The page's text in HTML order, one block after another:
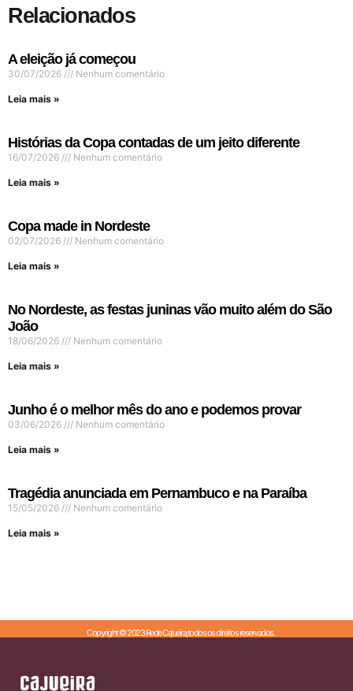
Relacionados
A eleição já começou
30/07/2026 Nenhum comentário
Leia mais »
Histórias da Copa contadas de um jeito diferente
16/07/2026 Nenhum comentário
Leia mais »
Copa made in Nordeste
02/07/2026 Nenhum comentário
Leia mais »
No Nordeste, as festas juninas vão muito além do São
João
18/06/2026 Nenhum comentário
Leia mais »
Junho é o melhor mês do ano e podemos provar
03/06/2026 Nenhum comentário
Leia mais »
Tragédia anunciada em Pernambuco e na Paraíba
15/05/2026 Nenhum comentário
Leia mais »
Copyright © 2023 Rede Cajueira,todos os direitos reservados.